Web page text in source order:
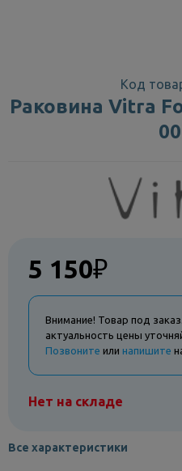
Код
Раковина Vitra
5 150₽
Внимание! Товар под
актуальность цены
Позвоните или напишите
Нет на складе
Все характеристики